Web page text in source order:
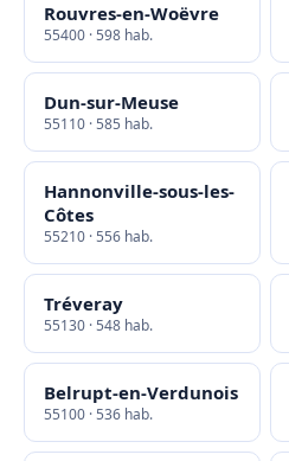
Rouvres-en-Woëvre
55400 · 598 hab.
Dun-sur-Meuse
55110 · 585 hab.
Hannonville-sous-les-
Côtes
55210 · 556 hab.
Tréveray
55130 · 548 hab.
Belrupt-en-Verdunois
55100 · 536 hab.